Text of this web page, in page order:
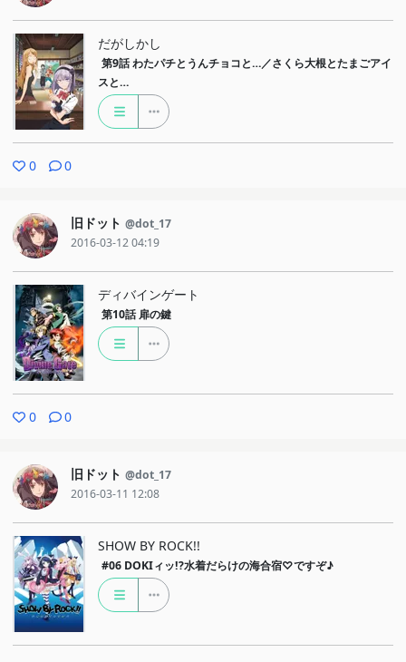
だがしかし
第9話 わたパチとうんチョコと…／さくら大根とたまごアイ
スと…
0 0
旧ドット @dot_17
2016-03-12 04:19
ディバインゲート
第10話 扉の鍵
0 0
旧ドット @dot_17
2016-03-11 12:08
SHOW BY ROCK!!
#06 DOKIィッ!?水着だらけの海合宿♡ですぞ♪